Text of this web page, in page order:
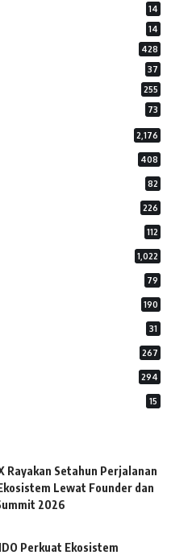
14
14
428
37
255
73
2,176
408
82
226
112
1,022
79
190
31
267
294
15
Rayakan Setahun Perjalanan
Lewat Founder dan
2026
Perkuat Ekosistem